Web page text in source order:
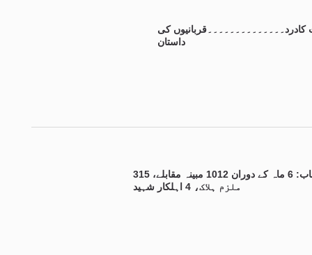
کی
داستان
پنجاب: 6 ماہ کے دوران 1012 مبینہ مقابلے، 315
ملزم ہلاک، 4 اہلکار شہید